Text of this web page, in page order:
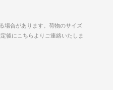
場合があります。荷物のサイズ
後にこちらよりご連絡いたしま